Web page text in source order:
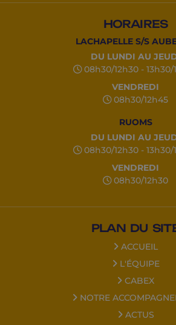
HORAIRES
LACHAPELLE S/S
DU LUNDI AU
08h30/12h30 - 13h30/
VENDREDI
08h30/12h45
RUOMS
DU LUNDI AU
08h30/12h30 - 13h30/
VENDREDI
08h30/12h30
PLAN DU
ACCUEIL
L'ÉQUIPE
CABEX
NOTRE
ACTUS